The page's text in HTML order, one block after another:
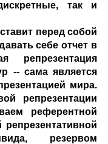
так и
перед собой
себе отчет в
репрезентация
-- сама является
мира.
репрезентации
референтной
резервом